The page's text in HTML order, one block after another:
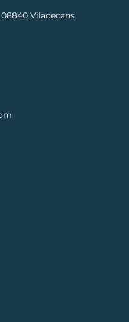
Viladecans